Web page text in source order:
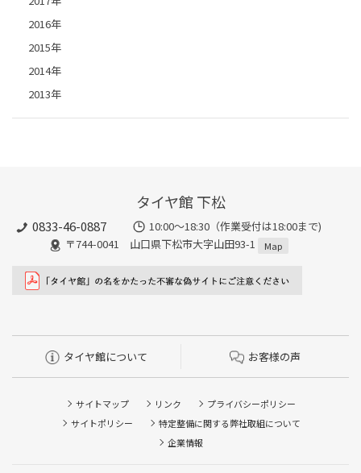
2016年
2015年
2014年
2013年
タイヤ館 下松
0833-46-0887
10:00～18:30（作業受付は18:00まで)
〒744-0041 山口県下松市大字山田93-1
Map
タイヤ館について お客様の声
サイトマップ リンク
プライバシーポリシー
サイトポリシー
特定整備に関する弊社取組について
企業情報